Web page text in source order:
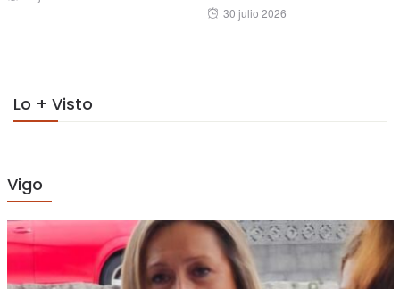
Posted
30 julio 2026
Lo + Visto
Vigo